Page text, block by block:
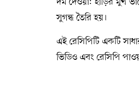
সুগন্ধ তৈরি হয়।
এই রেসিপিটি একটি
ভিডিও এবং রেসিপি